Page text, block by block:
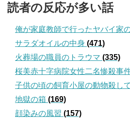
読者の反応が多い話
俺が家庭教師で行ったヤバイ家
サラダオイルの中身 (471)
火葬場の職員のトラウマ (335)
桜美赤十字病院女性二名惨殺事
子供の頃の飼育小屋の動物殺し
地獄の箱 (169)
顔染みの風習 (157)